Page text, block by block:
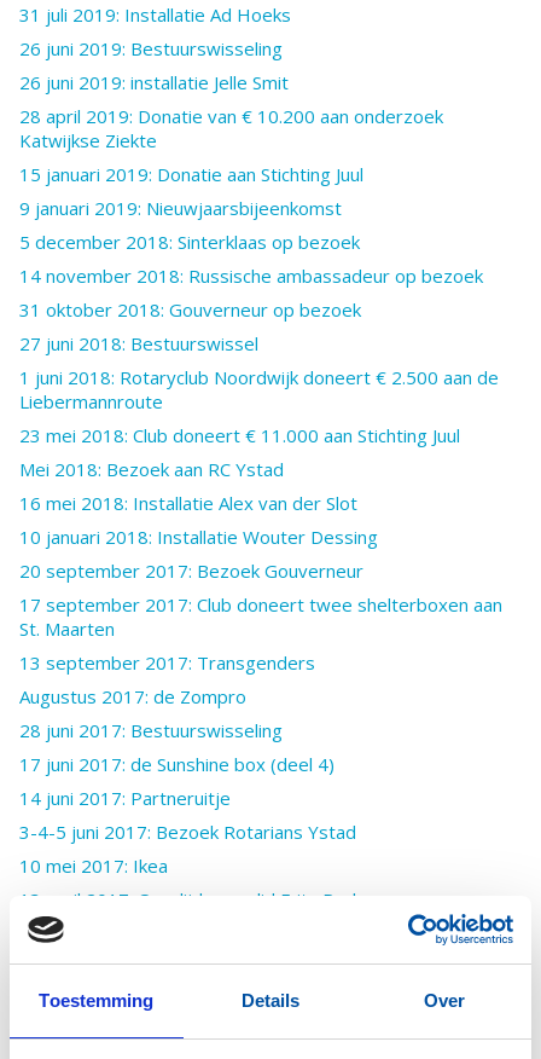
Toestemming Details Over
31 juli 2019: Installatie Ad Hoeks
26 juni 2019: Bestuurswisseling
26 juni 2019: installatie Jelle Smit
28 april 2019: Donatie van € 10.200 aan onderzoek
Katwijkse Ziekte
15 januari 2019: Donatie aan Stichting Juul
9 januari 2019: Nieuwjaarsbijeenkomst
5 december 2018: Sinterklaas op bezoek
14 november 2018: Russische ambassadeur op bezoek
31 oktober 2018: Gouverneur op bezoek
27 juni 2018: Bestuurswissel
1 juni 2018: Rotaryclub Noordwijk doneert € 2.500 aan de
Liebermannroute
23 mei 2018: Club doneert € 11.000 aan Stichting Juul
Mei 2018: Bezoek aan RC Ystad
16 mei 2018: Installatie Alex van der Slot
10 januari 2018: Installatie Wouter Dessing
20 september 2017: Bezoek Gouverneur
17 september 2017: Club doneert twee shelterboxen aan
St. Maarten
13 september 2017: Transgenders
Augustus 2017: de Zompro
28 juni 2017: Bestuurswisseling
17 juni 2017: de Sunshine box (deel 4)
14 juni 2017: Partneruitje
3-4-5 juni 2017: Bezoek Rotarians Ystad
10 mei 2017: Ikea
13 april 2017: Overlijden erelid Frits Pedersen
1 februari 2017: Gouverneur op bezoek
11 januari 2017: Nieuwjaarsdiner
31 december 2016: Onze Tsjechische bus
21 december 2016: Installatie Ben van Berge Henegouwen